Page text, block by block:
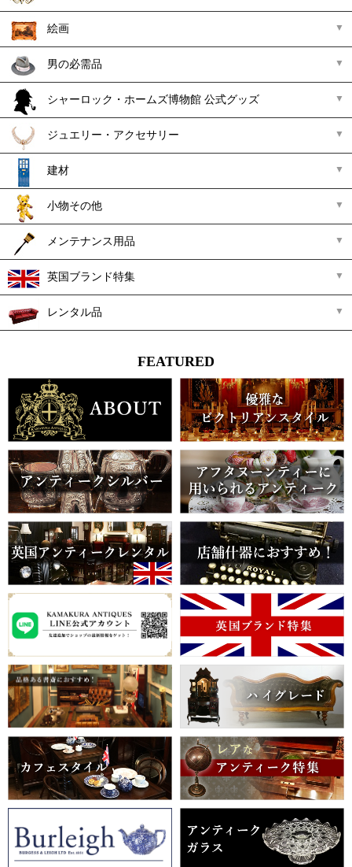
絵画
男の必需品
シャーロック・ホームズ博物館 公式グッズ
ジュエリー・アクセサリー
建材
小物その他
メンテナンス用品
英国ブランド特集
レンタル品
FEATURED